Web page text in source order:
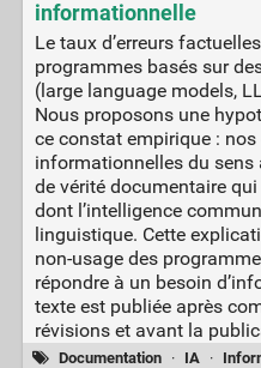
informationnelle
Le taux d’erreurs
programmes basés sur
(large language models,
Nous proposons une
ce constat empirique :
informationnelles du sens
de vérité documentaire
dont l’intelligence
linguistique. Cette
non-usage des
répondre à un besoin
texte est publiée après
révisions et avant la
Documentation · IA ·